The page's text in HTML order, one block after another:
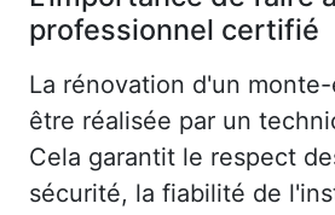
professionnel certifié
La rénovation d'un
être réalisée par un
Cela garantit le respect
sécurité, la fiabilité de